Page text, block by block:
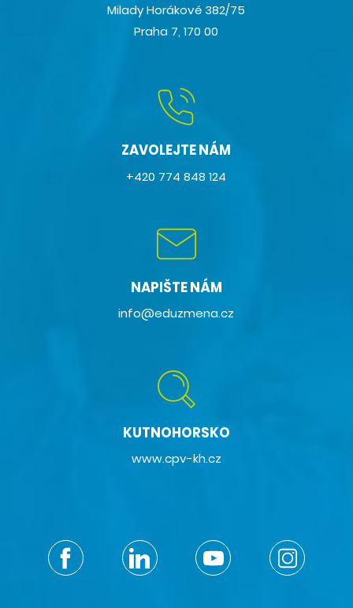
Milady Horákové 382/75
Praha 7, 170 00
ZAVOLEJTE NÁM
+420 774 848 124
NAPIŠTE NÁM
info@eduzmena.cz
KUTNOHORSKO
www.cpv-kh.cz